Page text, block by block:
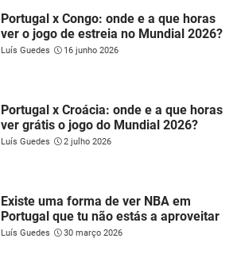
Portugal x Congo: onde e a que horas
ver o jogo de estreia no Mundial 2026?
Luís Guedes 16 junho 2026
Portugal x Croácia: onde e a que horas
ver grátis o jogo do Mundial 2026?
Luís Guedes 2 julho 2026
Existe uma forma de ver NBA em
Portugal que tu não estás a aproveitar
Luís Guedes 30 março 2026